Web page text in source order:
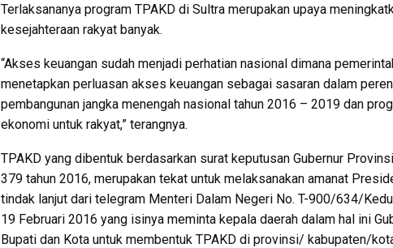
Terlaksananya program TPAKD di Sultra merupakan upaya
kesejahteraan rakyat banyak.
“Akses keuangan sudah menjadi perhatian nasional dimana
menetapkan perluasan akses keuangan sebagai sasaran dalam
pembangunan jangka menengah nasional tahun 2016 – 2019 dan
ekonomi untuk rakyat,” terangnya.
TPAKD yang dibentuk berdasarkan surat keputusan Gubernur
379 tahun 2016, merupakan tekat untuk melaksanakan amanat
tindak lanjut dari telegram Menteri Dalam Negeri No. T-900/634/
19 Februari 2016 yang isinya meminta kepala daerah dalam hal ini
Bupati dan Kota untuk membentuk TPAKD di provinsi/ kabupaten/